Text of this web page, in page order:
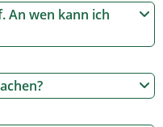
An wen kann ich